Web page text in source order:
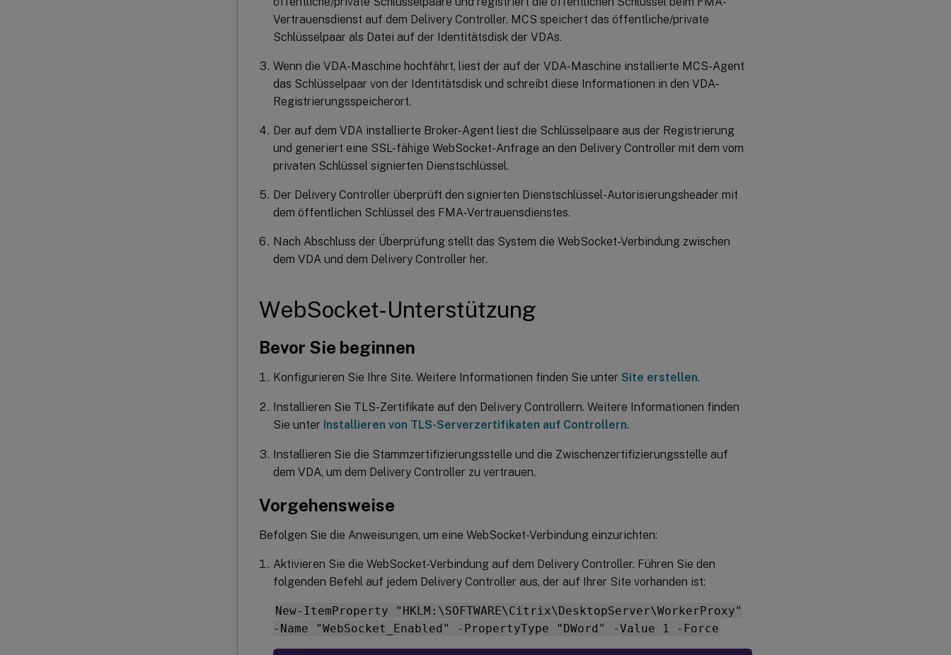
Vertrauensdienst auf dem Delivery Controller. MCS speichert das öffentliche/private
Schlüsselpaar als Datei auf der Identitätsdisk der VDAs.
Wenn die VDA-Maschine hochfährt, liest der auf der VDA-Maschine installierte MCS-Agent
das Schlüsselpaar von der Identitätsdisk und schreibt diese Informationen in den VDA-
Registrierungsspeicherort.
Der auf dem VDA installierte Broker-Agent liest die Schlüsselpaare aus der Registrierung
und generiert eine SSL-fähige WebSocket-Anfrage an den Delivery Controller mit dem vom
privaten Schlüssel signierten Dienstschlüssel.
Der Delivery Controller überprüft den signierten Dienstschlüssel-Autorisierungsheader mit
dem öffentlichen Schlüssel des FMA-Vertrauensdienstes.
Nach Abschluss der Überprüfung stellt das System die WebSocket-Verbindung zwischen
dem VDA und dem Delivery Controller her.
WebSocket-Unterstützung
Bevor Sie beginnen
Konfigurieren Sie Ihre Site. Weitere Informationen finden Sie unter Site erstellen.
Installieren Sie TLS-Zertifikate auf den Delivery Controllern. Weitere Informationen finden
Sie unter Installieren von TLS-Serverzertifikaten auf Controllern.
Installieren Sie die Stammzertifizierungsstelle und die Zwischenzertifizierungsstelle auf
dem VDA, um dem Delivery Controller zu vertrauen.
Vorgehensweise
Befolgen Sie die Anweisungen, um eine WebSocket-Verbindung einzurichten:
Aktivieren Sie die WebSocket-Verbindung auf dem Delivery Controller. Führen Sie den
folgenden Befehl auf jedem Delivery Controller aus, der auf Ihrer Site vorhanden ist:
New-ItemProperty "HKLM:\SOFTWARE\Citrix\DesktopServer\WorkerProxy"
-Name "WebSocket_Enabled" -PropertyType "DWord" -Value 1 -Force